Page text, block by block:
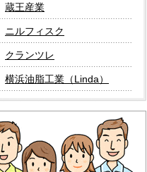
蔵王産業
ニルフィスク
クランツレ
横浜油脂工業（Linda）